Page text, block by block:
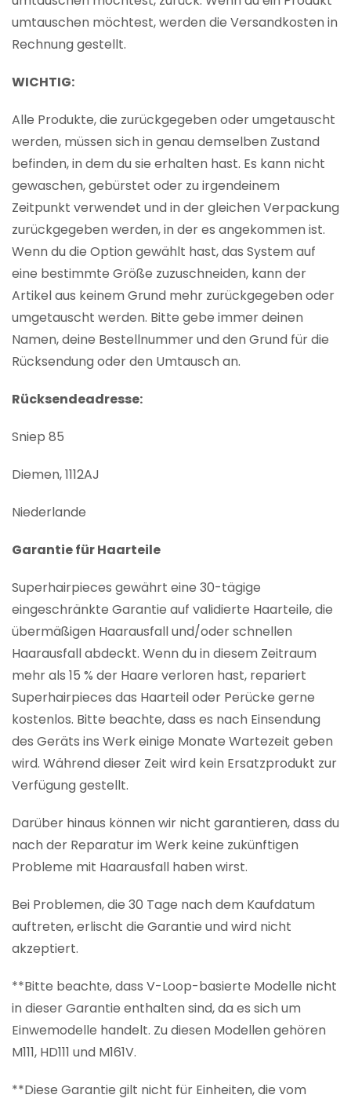
umtauschen möchtest, werden die Versandkosten in
Rechnung gestellt.
WICHTIG:
Alle Produkte, die zurückgegeben oder umgetauscht
werden, müssen sich in genau demselben Zustand
befinden, in dem du sie erhalten hast. Es kann nicht
gewaschen, gebürstet oder zu irgendeinem
Zeitpunkt verwendet und in der gleichen Verpackung
zurückgegeben werden, in der es angekommen ist.
Wenn du die Option gewählt hast, das System auf
eine bestimmte Größe zuzuschneiden, kann der
Artikel aus keinem Grund mehr zurückgegeben oder
umgetauscht werden. Bitte gebe immer deinen
Namen, deine Bestellnummer und den Grund für die
Rücksendung oder den Umtausch an.
Rücksendeadresse:
Sniep 85
Diemen, 1112AJ
Niederlande
Garantie für Haarteile
Superhairpieces gewährt eine 30-tägige
eingeschränkte Garantie auf validierte Haarteile, die
übermäßigen Haarausfall und/oder schnellen
Haarausfall abdeckt. Wenn du in diesem Zeitraum
mehr als 15 % der Haare verloren hast, repariert
Superhairpieces das Haarteil oder Perücke gerne
kostenlos. Bitte beachte, dass es nach Einsendung
des Geräts ins Werk einige Monate Wartezeit geben
wird. Während dieser Zeit wird kein Ersatzprodukt zur
Verfügung gestellt.
Darüber hinaus können wir nicht garantieren, dass du
nach der Reparatur im Werk keine zukünftigen
Probleme mit Haarausfall haben wirst.
Bei Problemen, die 30 Tage nach dem Kaufdatum
auftreten, erlischt die Garantie und wird nicht
akzeptiert.
**Bitte beachte, dass V-Loop-basierte Modelle nicht
in dieser Garantie enthalten sind, da es sich um
Einwemodelle handelt. Zu diesen Modellen gehören
M111, HD111 und M161V.
**Diese Garantie gilt nicht für Einheiten, die vom